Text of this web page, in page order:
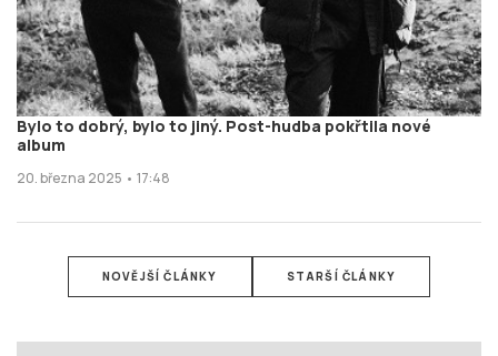
Bylo to dobrý, bylo to jiný. Post-hudba pokřtila nové
album
20. března 2025 • 17:48
NOVĚJŠÍ ČLÁNKY STARŠÍ ČLÁNKY